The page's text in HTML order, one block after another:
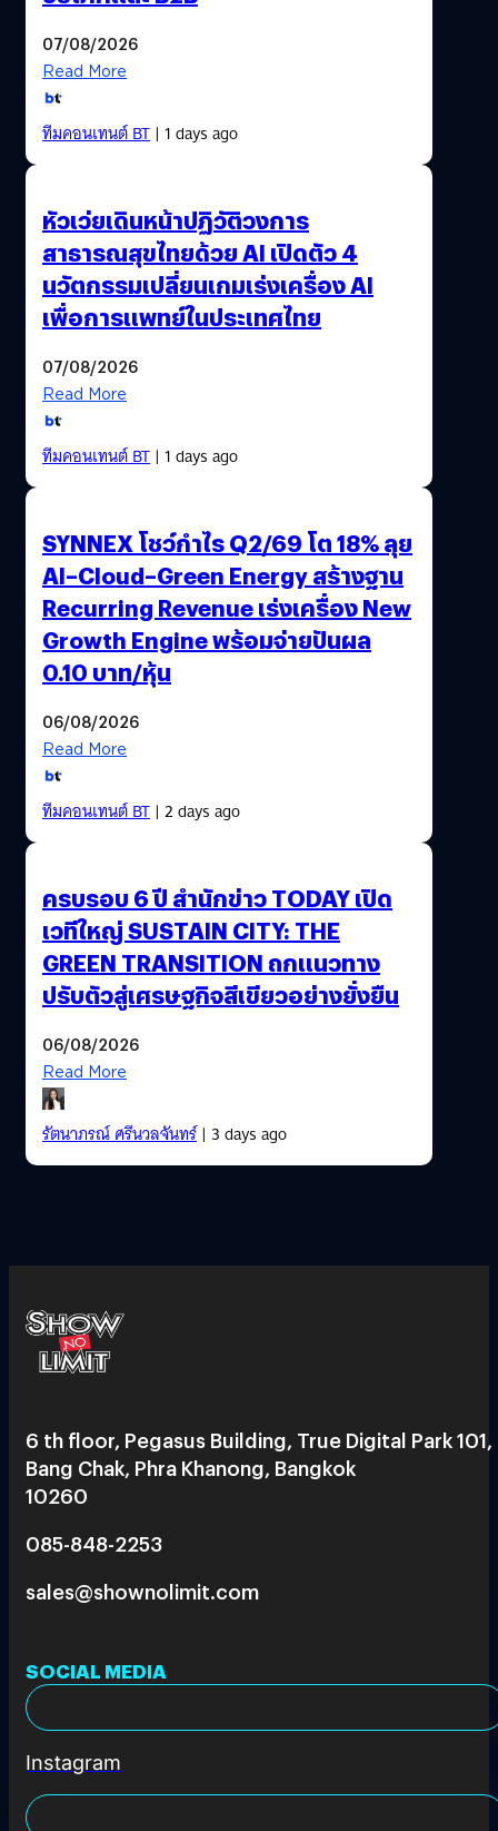
07/08/2026
Read More
ทีมคอนเทนต์ BT| 1 days ago
หัวเว่ยเดินหน้าปฏิวัติวงการ
สาธารณสุขไทยด้วย AI เปิดตัว 4
นวัตกรรมเปลี่ยนเกมเร่งเครื่อง AI
เพื่อการแพทย์ในประเทศไทย
07/08/2026
Read More
ทีมคอนเทนต์ BT| 1 days ago
SYNNEX โชว์กำไร Q2/69 โต 18% ลุย
AI–Cloud–Green Energy สร้างฐาน
Recurring Revenue เร่งเครื่อง New
Growth Engine พร้อมจ่ายปันผล
0.10 บาท/หุ้น
06/08/2026
Read More
ทีมคอนเทนต์ BT| 2 days ago
ครบรอบ 6 ปี สำนักข่าว TODAY เปิด
เวทีใหญ่ SUSTAIN CITY: THE
GREEN TRANSITION ถกแนวทาง
ปรับตัวสู่เศรษฐกิจสีเขียวอย่างยั่งยืน
06/08/2026
Read More
รัตนาภรณ์ ศรีนวลจันทร์| 3 days ago
6 th floor, Pegasus Building, True Digital Park 101,
Bang Chak, Phra Khanong, Bangkok
10260
085-848-2253
sales@shownolimit.com
SOCIAL MEDIA
Instagram